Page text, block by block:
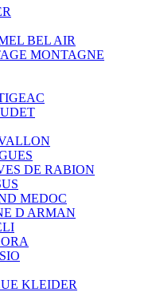
BEL AIR
MONTAGNE
DE RABION
MEDOC
D ARMAN
KLEIDER